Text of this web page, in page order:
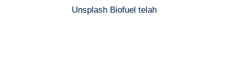
Unsplash Biofuel telah